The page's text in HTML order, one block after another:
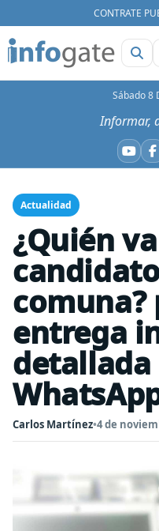
CONTRATE
Sábado 8
Informar,
Actualidad
¿Quién
entrega
Carlos Martínez•4 de